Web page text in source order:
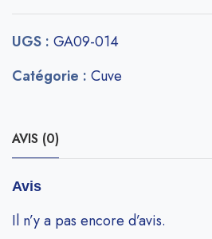
UGS : GA09-014
Catégorie : Cuve
AVIS (0)
Avis
Il n’y a pas encore d’avis.